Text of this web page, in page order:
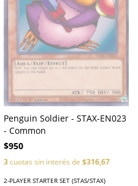
Penguin Soldier - STAX-EN023
- Common
$950
3cuotas sin interés de $316,67
2-PLAYER STARTER SET (STAS/STAX)